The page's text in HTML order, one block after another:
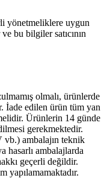
yönetmeliklere uygun
bu bilgiler satıcının
olmalı, ürünlerde
İade edilen ürün tüm yan
Ürünlerin 14 günde
gerekmektedir.
ambalajın teknik
hasarlı ambalajlarda
geçerli değildir.
yapılamamaktadır.